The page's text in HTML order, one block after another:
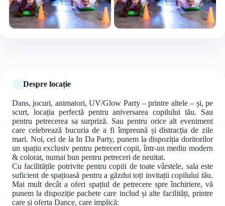
Despre locație
Dans, jocuri, animatori, UV/Glow Party – printre altele – și, pe
scurt, locația perfectă pentru aniversarea copilului tău. Sau
pentru petrecerea sa surpriză. Sau pentru orice alt eveniment
care celebrează bucuria de a fi împreună și distracția de zile
mari. Noi, cei de la In Da Party, punem la dispoziția doritorilor
un spațiu exclusiv pentru petreceri copii, într-un mediu modern
& colorat, numai bun pentru petreceri de neuitat.
Cu facilitățile potrivite pentru copiii de toate vârstele, sala este
suficient de spațioasă pentru a găzdui toți invitații copilului tău.
Mai mult decât a oferi spațiul de petrecere spre închiriere, vă
punem la dispoziție pachete care includ și alte facilități, printre
care și oferta Dance, care implică: